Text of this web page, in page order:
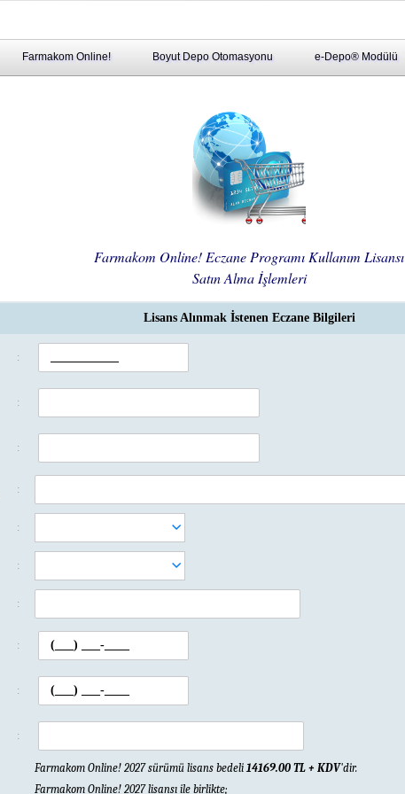
Farmakom Online! Boyut Depo Otomasyonu e-Depo® Modülü
Farmakom Online! Eczane Programı Kullanım Lisansı
Satın Alma İşlemleri
Lisans Alınmak İstenen Eczane Bilgileri
:
:
:
:
:
:
:
:
:
:
Farmakom Online! 2027 sürümü lisans bedeli14169.00 TL + KDV'dir.
Farmakom Online! 2027 lisansı ile birlikte;